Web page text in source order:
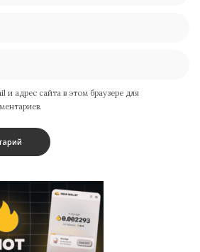
и адрес сайта в этом браузере для